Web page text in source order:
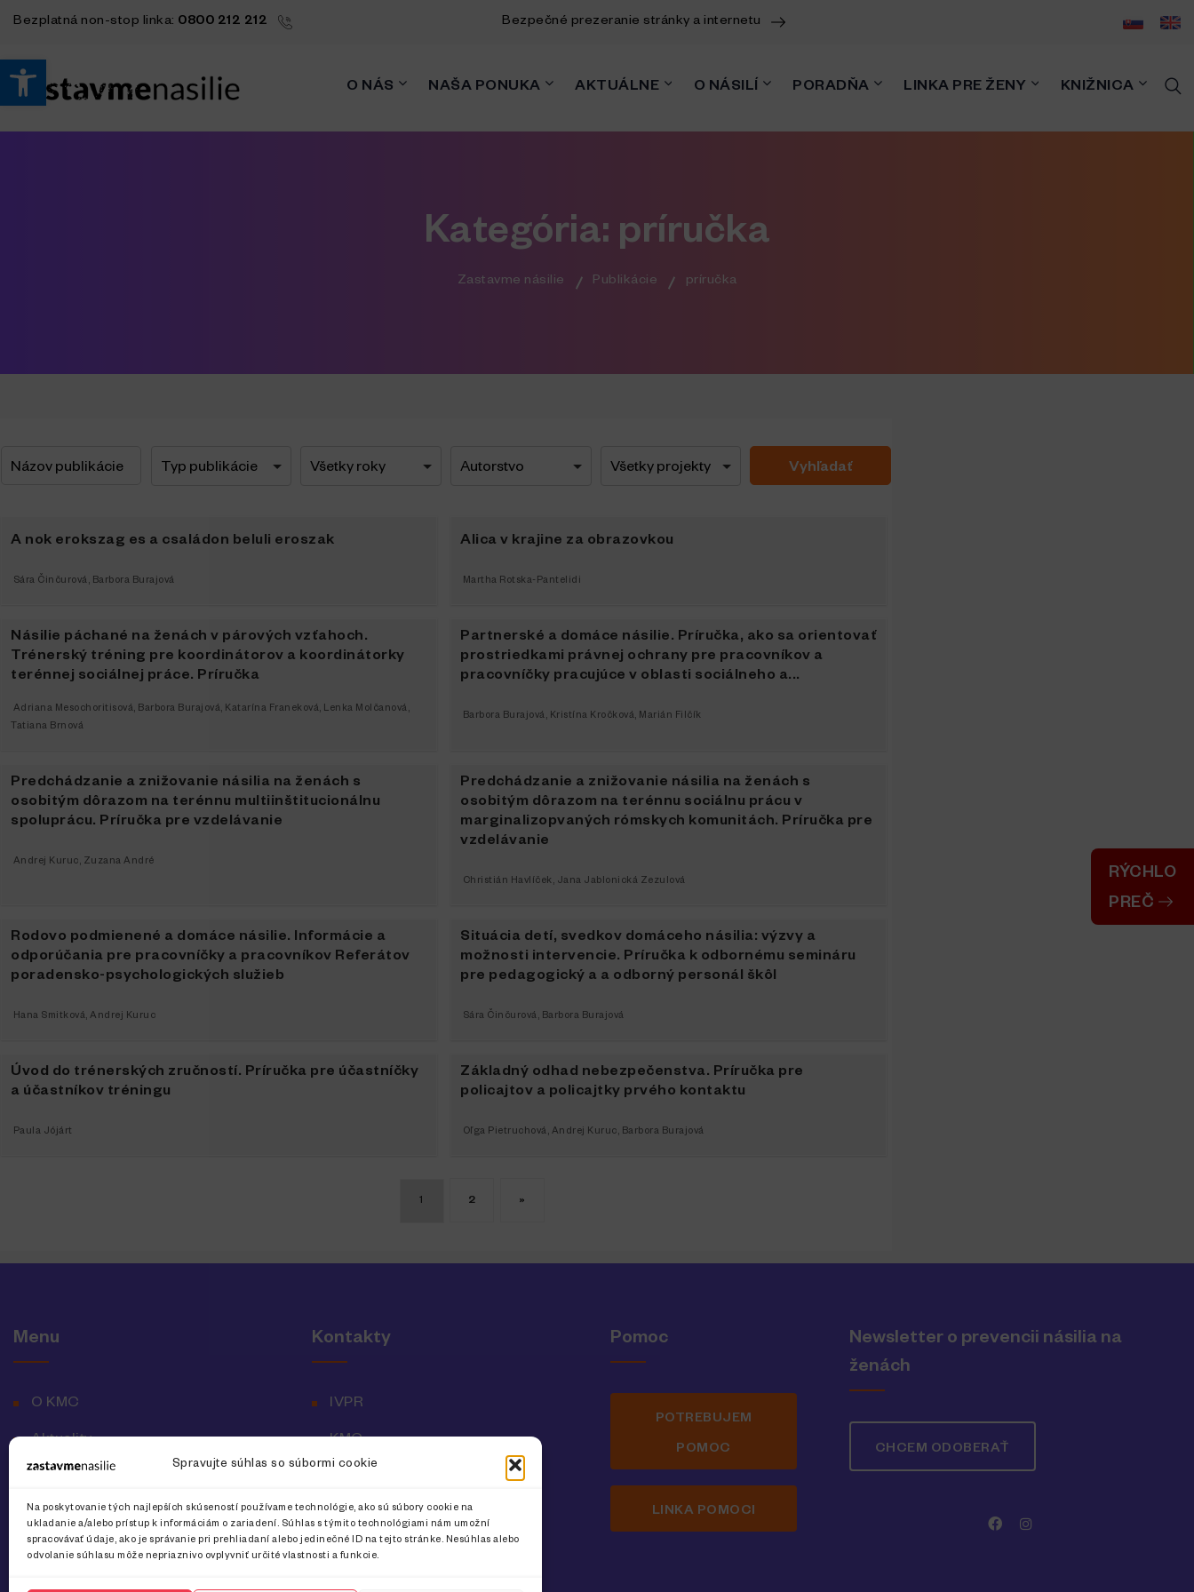
Open toolbar
Spravujte súhlas so súbormi cookie
Na poskytovanie tých najlepších skúseností používame technológie, ako sú súbory cookie na
ukladanie a/alebo prístup k informáciám o zariadení. Súhlas s týmito technológiami nám umožní
spracovávať údaje, ako je správanie pri prehliadaní alebo jedinečné ID na tejto stránke. Nesúhlas alebo
odvolanie súhlasu môže nepriaznivo ovplyvniť určité vlastnosti a funkcie.
Bezplatná non-stop linka: 0800 212 212 Bezpečné prezeranie stránky a internetu
RÝCHLO
PREČ
O NÁS NAŠA PONUKA AKTUÁLNE O NÁSILÍ PORADŇA LINKA PRE ŽENY KNIŽNICA
Kategória: príručka
Zastavme násilie Publikácie príručka
A nok erokszag es a családon beluli eroszak
Sára Činčurová, Barbora Burajová
Alica v krajine za obrazovkou
Martha Rotska-Pantelidi
Násilie páchané na ženách v párových vzťahoch.
Trénerský tréning pre koordinátorov a koordinátorky
terénnej sociálnej práce. Príručka
Adriana Mesochoritisová, Barbora Burajová, Katarína Franeková, Lenka Molčanová,
Tatiana Brnová
Partnerské a domáce násilie. Príručka, ako sa orientovať
prostriedkami právnej ochrany pre pracovníkov a
pracovníčky pracujúce v oblasti sociálneho a...
Barbora Burajová, Kristína Kročková, Marián Filčík
Predchádzanie a znižovanie násilia na ženách s
osobitým dôrazom na terénnu multiinštitucionálnu
spoluprácu. Príručka pre vzdelávanie
Andrej Kuruc, Zuzana André
Predchádzanie a znižovanie násilia na ženách s
osobitým dôrazom na terénnu sociálnu prácu v
marginalizopvaných rómskych komunitách. Príručka pre
vzdelávanie
Christián Havlíček, Jana Jablonická Zezulová
Rodovo podmienené a domáce násilie. Informácie a
odporúčania pre pracovníčky a pracovníkov Referátov
poradensko-psychologických služieb
Hana Smitková, Andrej Kuruc
Situácia detí, svedkov domáceho násilia: výzvy a
možnosti intervencie. Príručka k odbornému semináru
pre pedagogický a a odborný personál škôl
Sára Činčurová, Barbora Burajová
Úvod do trénerských zručností. Príručka pre účastníčky
a účastníkov tréningu
Paula Jójárt
Základný odhad nebezpečenstva. Príručka pre
policajtov a policajtky prvého kontaktu
Oľga Pietruchová, Andrej Kuruc, Barbora Burajová
1 2 »
Menu
O KMC
Aktuality
Ochrana osobných údajov
Kontakty
IVPR
KMC
Pomoc
POTREBUJEM
POMOC
LINKA POMOCI
Newsletter o prevencii násilia na
ženách
CHCEM ODOBERAŤ